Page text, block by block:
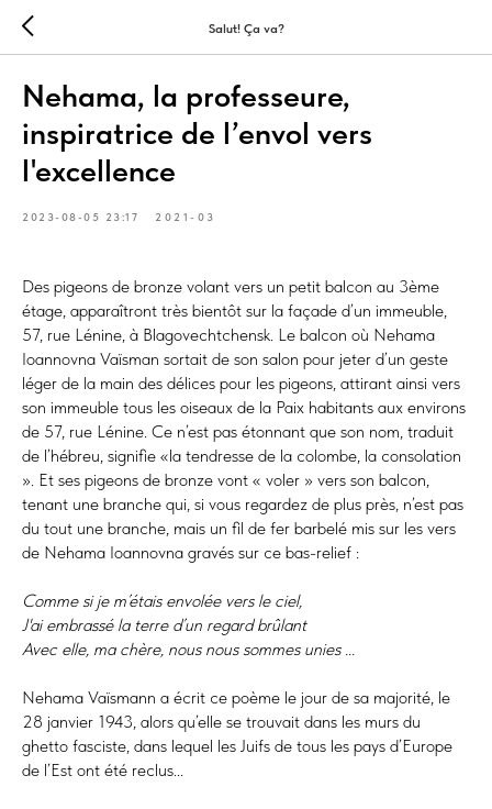
Salut! Ça va?
Nehama, la professeure,
inspiratrice de l’envol vers
l'excellence
2023-08-05 23:17 2021-03
Des pigeons de bronze volant vers un petit balcon au 3ème
étage, apparaîtront très bientôt sur la façade d’un immeuble,
57, rue Lénine, à Blagovechtchensk. Le balcon où Nehama
Ioannovna Vaїsman sortait de son salon pour jeter d’un geste
léger de la main des délices pour les pigeons, attirant ainsi vers
son immeuble tous les oiseaux de la Paix habitants aux environs
de 57, rue Lénine. Ce n’est pas étonnant que son nom, traduit
de l’hébreu, signifie «la tendresse de la colombe, la consolation
». Et ses pigeons de bronze vont « voler » vers son balcon,
tenant une branche qui, si vous regardez de plus près, n’est pas
du tout une branche, mais un fil de fer barbelé mis sur les vers
de Nehama Ioannovna gravés sur ce bas-relief :
Comme si je m’étais envolée vers le ciel,
J'ai embrassé la terre d’un regard brûlant
Avec elle, ma chère, nous nous sommes unies ...
Nehama Vaїsmann a écrit ce poème le jour de sa majorité, le
28 janvier 1943, alors qu’elle se trouvait dans les murs du
ghetto fasciste, dans lequel les Juifs de tous les pays d’Europe
de l’Est ont été reclus...